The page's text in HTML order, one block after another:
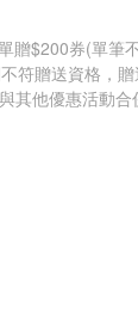
贈$200券(單筆
符贈送資格，
其他優惠活動合